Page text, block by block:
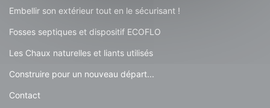
Embellir son extérieur tout en le sécurisant !
Fosses septiques et dispositif ECOFLO
Les Chaux naturelles et liants utilisés
Construire pour un nouveau départ...
Contact